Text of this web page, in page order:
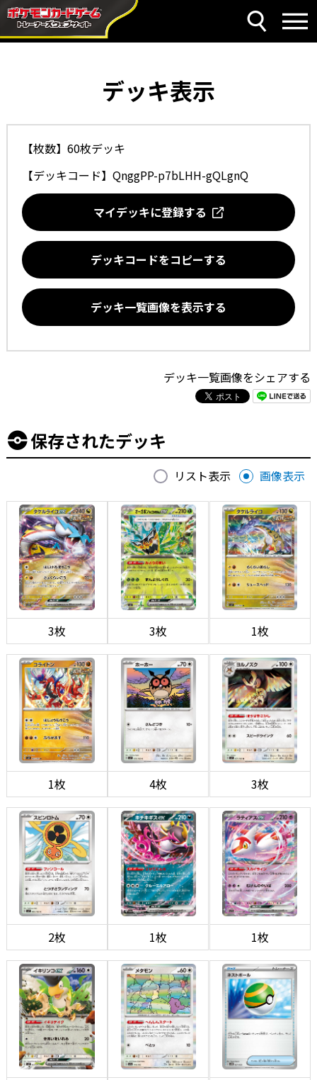
デッキ表示
【枚数】60枚デッキ
【デッキコード】 QnggPP-p7bLHH-gQLgnQ
マイデッキに登録する
デッキコードをコピーする
デッキ一覧画像を表示する
デッキ一覧画像をシェアする
保存されたデッキ
リスト表示 画像表示
3枚 3枚 1枚
1枚 4枚 3枚
2枚 1枚 1枚